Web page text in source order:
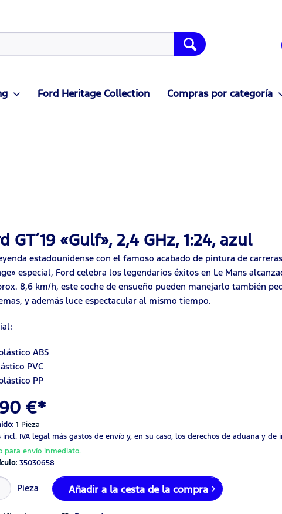
Ford Heritage Collection Compras por categoría
GT´19 «Gulf», 2,4 GHz, 1:24, azul
estadounidense con el famoso acabado de pintura de
especial, Ford celebra los legendarios éxitos en Le Mans
8,6 km/h, este coche de ensueño pueden manejarlo también
y además luce espectacular al mismo tiempo.
ABS
PVC
PP
€*
1 Pieza
incl. IVA legal más gastos de envío y, en su caso, los derechos de aduana y de
para envío inmediato.
35030658
Pieza Añadir a la cesta de la compra